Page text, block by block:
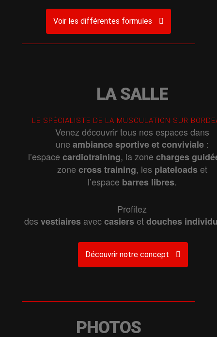
Voir les différentes formules
LA SALLE
LE SPÉCIALISTE DE LA MUSCULATION SUR
Venez découvrir tous nos espaces dans
une ambiance sportive et conviviale:
l’espace cardiotraining, la zone charges
zone cross training, les plateloads et
l’espace barres libres.
Profitez
des vestiaires aveccasiers etdouches
Découvrir notre concept
PHOTOS